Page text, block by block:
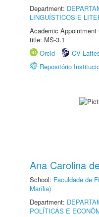
Department:
LINGUÍSTICOS E
Academic
title: MS-3.1
Orcid
CV
Repositório
Ana Carolina
School: Faculdade de
Marília)
Department:
POLÍTICAS E